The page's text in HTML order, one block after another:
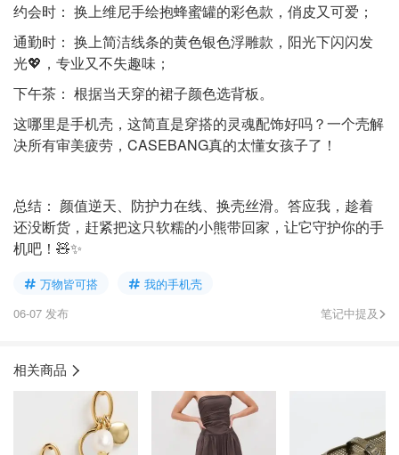
约会时： 换上维尼手绘抱蜂蜜罐的彩色款，俏皮又可爱；
通勤时： 换上简洁线条的黄色银色浮雕款，阳光下闪闪发
光💖，专业又不失趣味；
下午茶： 根据当天穿的裙子颜色选背板。
这哪里是手机壳，这简直是穿搭的灵魂配饰好吗？一个壳解
决所有审美疲劳，CASEBANG真的太懂女孩子了！
总结： 颜值逆天、防护力在线、换壳丝滑。答应我，趁着
还没断货，赶紧把这只软糯的小熊带回家，让它守护你的手
机吧！🧸✨
万物皆可搭
我的手机壳
06-07 发布
笔记中提及
相关商品